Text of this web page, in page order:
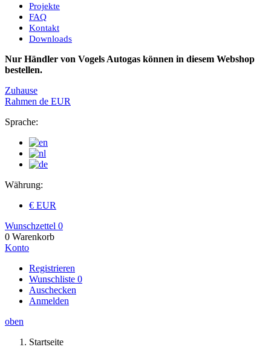
Projekte
FAQ
Kontakt
Downloads
Nur Händler von Vogels Autogas können in diesem Webshop
bestellen.
Zuhause
Rahmen de EUR
Sprache:
Währung:
€ EUR
Wunschzettel 0
0 Warenkorb
Konto
Registrieren
Wunschliste 0
Auschecken
Anmelden
oben
Startseite